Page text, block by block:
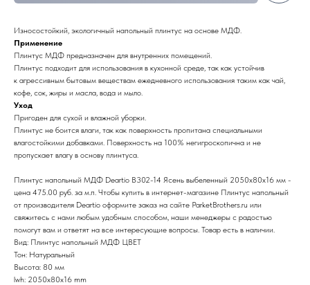
Износостойкий, экологичный напольный плинтус на основе МДФ.
Применение
Плинтус МДФ предназначен для внутренних помещений.
Плинтус подходит для использования в кухонной среде, так как устойчив
к агрессивным бытовым веществам ежедневного использования таким как чай,
кофе, сок, жиры и масла, вода и мыло.
Уход
Пригоден для сухой и влажной уборки.
Плинтус не боится влаги, так как поверхность пропитана специальными
влагостойкими добавками. Поверхность на 100% негигроскопична и не
пропускает влагу в основу плинтуса.
Плинтус напольный МДФ Deartio B302-14 Ясень выбеленный 2050х80х16 мм -
цена 475.00 руб. за м.п. Чтобы купить в интернет-магазине Плинтус напольный
от производителя Deartio оформите заказ на сайте ParketBrothers.ru или
свяжитесь с нами любым удобным способом, наши менеджеры с радостью
помогут вам и ответят на все интересующие вопросы. Товар есть в наличии.
Вид: Плинтус напольный МДФ ЦВЕТ
Тон: Натуральный
Высота: 80 мм
lwh: 2050x80x16 mm